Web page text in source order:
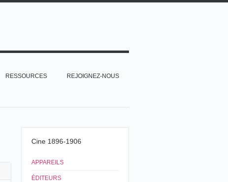
RESSOURCES REJOIGNEZ-NOUS
Cine 1896-1906
APPAREILS
ÉDITEURS